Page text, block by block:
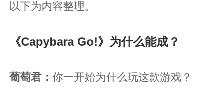
以下为内容整理。
《Capybara Go!》为什么能成？
葡萄君 ：你一开始为什么玩这款游戏？